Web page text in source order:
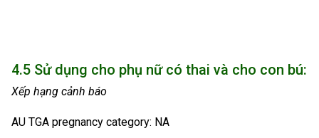
4.5 Sử dụng cho phụ nữ có thai và cho con bú:
Xếp hạng cảnh báo
AU TGA pregnancy category: NA